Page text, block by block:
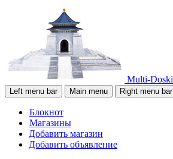
Multi-Doski
Left menu bar Main menu Right menu bar
Блокнот
Магазины
Добавить магазин
Добавить объявление